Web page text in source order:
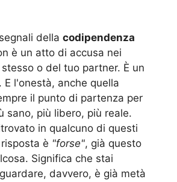
della codipendenza
è un atto di accusa nei
o del tuo partner. È un
l'onestà, anche quella
il punto di partenza per
sano, più libero, più reale.
in qualcuno di questi
è "forse", già questo
Significa che stai
davvero, è già metà